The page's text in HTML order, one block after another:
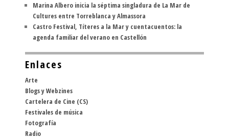
Marina Albero inicia la séptima singladura de La Mar de
Cultures entre Torreblanca y Almassora
Castro Festival, Títeres a la Mar y cuentacuentos: la
agenda familiar del verano en Castellón
Enlaces
Arte
Blogs y Webzines
Cartelera de Cine (CS)
Festivales de música
Fotografía
Radio